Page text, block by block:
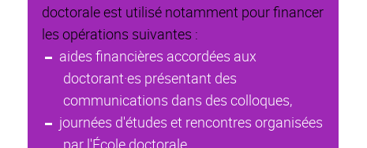
doctorale est utilisé notamment pour financer
les opérations suivantes :
aides financières accordées aux
doctorant·es présentant des
communications dans des colloques,
journées d'études et rencontres organisées
par l'École doctorale,